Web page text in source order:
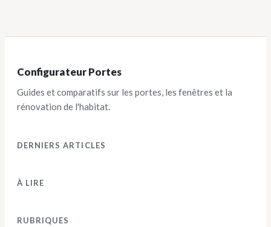
Configurateur Portes
Guides et comparatifs sur les portes, les fenêtres et la
rénovation de l'habitat.
DERNIERS ARTICLES
À LIRE
RUBRIQUES